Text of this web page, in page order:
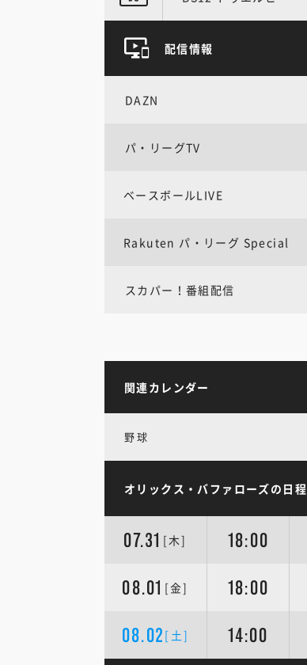
配信情報
DAZN
パ・リーグTV
ベースボールLIVE
Rakuten パ・リーグ Special
スカパー！番組配信
関連カレンダー
野球
オリックス・バファローズの日程
07.31 [木] 18:00
08.01 [金] 18:00
08.02 [土] 14:00